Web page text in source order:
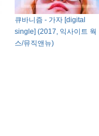
큐바니즘 - 가자 [digital
single] (2017, 익사이트 웍
스/뮤직앤뉴)